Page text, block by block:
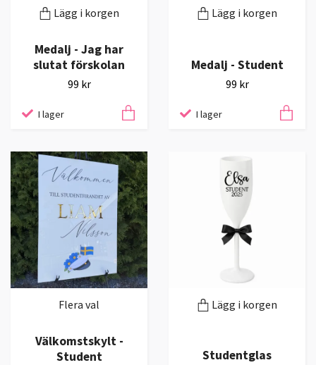
Lägg i korgen
Medalj - Jag har
slutat förskolan
99 kr
I lager
Lägg i korgen
Medalj - Student
99 kr
I lager
Flera val
Välkomstskylt -
Student
Lägg i korgen
Studentglas